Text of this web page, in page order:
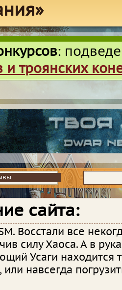
:
и троянских
сайта:
Восстали все
силу Хаоса. А в
Усаги находится
или навсегда